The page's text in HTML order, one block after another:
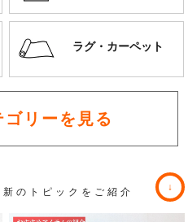
ラグ・カーペット
リーを見る
トピックをご紹介